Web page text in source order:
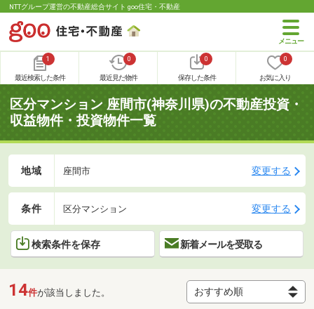
NTTグループ運営の不動産総合サイト goo住宅・不動産
1
最近検索した条件
0
最近見た物件
0
保存した条件
0
お気に入り
区分マンション 座間市(神奈川県)の不動産投資・
収益物件・投資物件一覧
地域 座間市 変更する
条件 区分マンション 変更する
検索条件を保存 新着メールを受取る
14件が該当しました。